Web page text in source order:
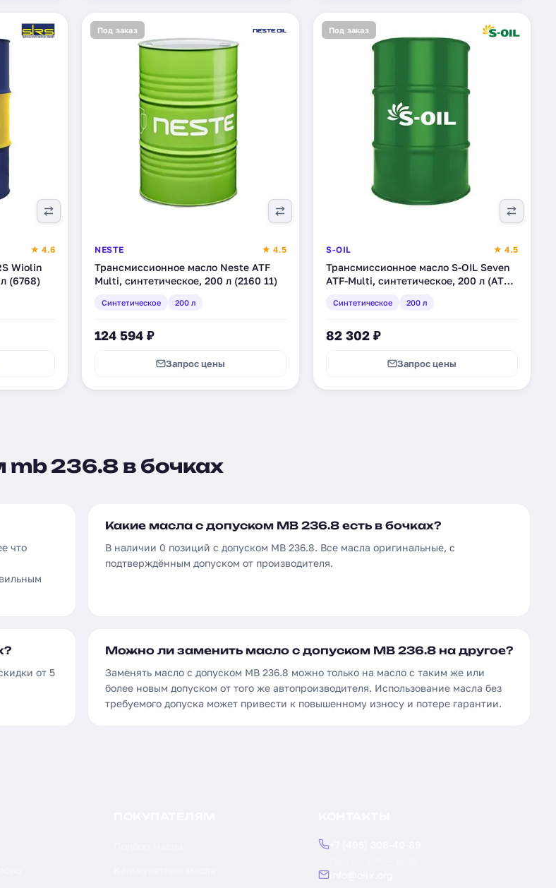
★ 4.6
Wiolin
(6768)
Под заказ
NESTE ★ 4.5
Трансмиссионное масло Neste ATF
Multi, синтетическое, 200 л (2160 11)
Синтетическое 200 л
124 594 ₽
Запрос цены
Под заказ
S-OIL ★ 4.5
Трансмиссионное масло S-OIL Seven
ATF-Multi, синтетическое, 200 л (ATF-
Синтетическое 200 л
82 302 ₽
Запрос цены
236.8 в бочках
что
Какие масла с допуском MB 236.8 есть в бочках?
В наличии 0 позиций с допуском MB 236.8. Все масла оригинальные, с
подтверждённым допуском от производителя.
от 5
Можно ли заменить масло с допуском MB 236.8 на другое?
Заменять масло с допуском MB 236.8 можно только на масло с таким же или
более новым допуском от того же автопроизводителя. Использование масла без
требуемого допуска может привести к повышенному износу и потере гарантии.